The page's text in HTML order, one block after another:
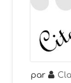
par